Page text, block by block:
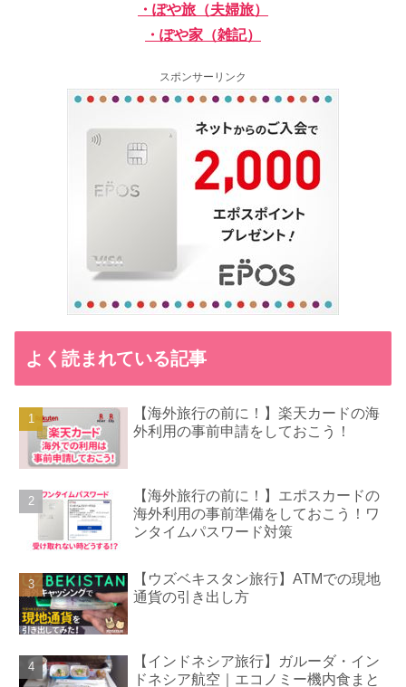
・ぽや旅（夫婦旅）
・ぽや家（雑記）
スポンサーリンク
よく読まれている記事
【海外旅行の前に！】楽天カードの海
外利用の事前申請をしておこう！
【海外旅行の前に！】エポスカードの
海外利用の事前準備をしておこう！ワ
ンタイムパスワード対策
【ウズベキスタン旅行】ATMでの現地
通貨の引き出し方
【インドネシア旅行】ガルーダ・イン
ドネシア航空｜エコノミー機内食まと